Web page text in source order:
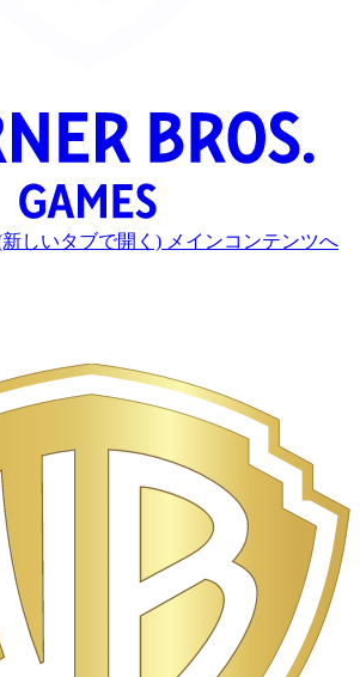
新しいタブで開く) メインコンテンツへ